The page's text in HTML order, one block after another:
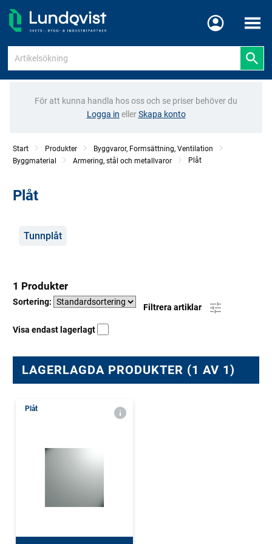
Meny
För att kunna handla hos oss och se priser behöver du
Logga in ellerSkapa konto
Start Produkter
Byggvaror, Formsättning, Ventilation
Byggmaterial
Armering, stål och metallvaror Plåt
Plåt
Kategorier
Tunnplåt
1 Produkter
Sortering:
Filtrera artiklar
Visa endast lagerlagt
LAGERLAGDA PRODUKTER (1 AV 1)
Plåt